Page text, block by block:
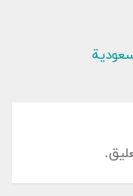
أول بأول لعرض
واصدارات الموسم
إعجاب الكثير
بأسعار